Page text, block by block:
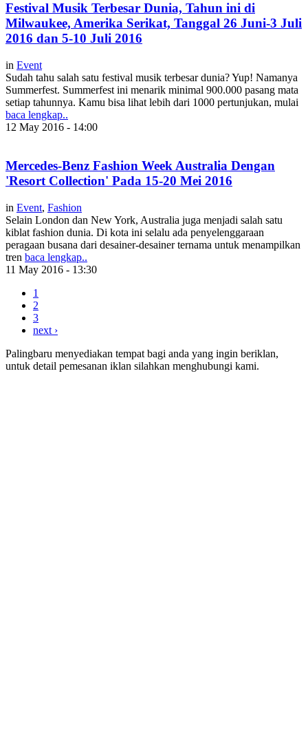
Festival Musik Terbesar Dunia, Tahun ini di
Milwaukee, Amerika Serikat, Tanggal 26 Juni-3 Juli
2016 dan 5-10 Juli 2016
in Event
Sudah tahu salah satu festival musik terbesar dunia? Yup! Namanya
Summerfest. Summerfest ini menarik minimal 900.000 pasang mata
setiap tahunnya. Kamu bisa lihat lebih dari 1000 pertunjukan, mulai
baca lengkap..
12 May 2016 - 14:00
Mercedes-Benz Fashion Week Australia Dengan
'Resort Collection' Pada 15-20 Mei 2016
in Event, Fashion
Selain London dan New York, Australia juga menjadi salah satu
kiblat fashion dunia. Di kota ini selalu ada penyelenggaraan
peragaan busana dari desainer-desainer ternama untuk menampilkan
tren baca lengkap..
11 May 2016 - 13:30
1
2
3
next ›
Palingbaru menyediakan tempat bagi anda yang ingin beriklan,
untuk detail pemesanan iklan silahkan menghubungi kami.